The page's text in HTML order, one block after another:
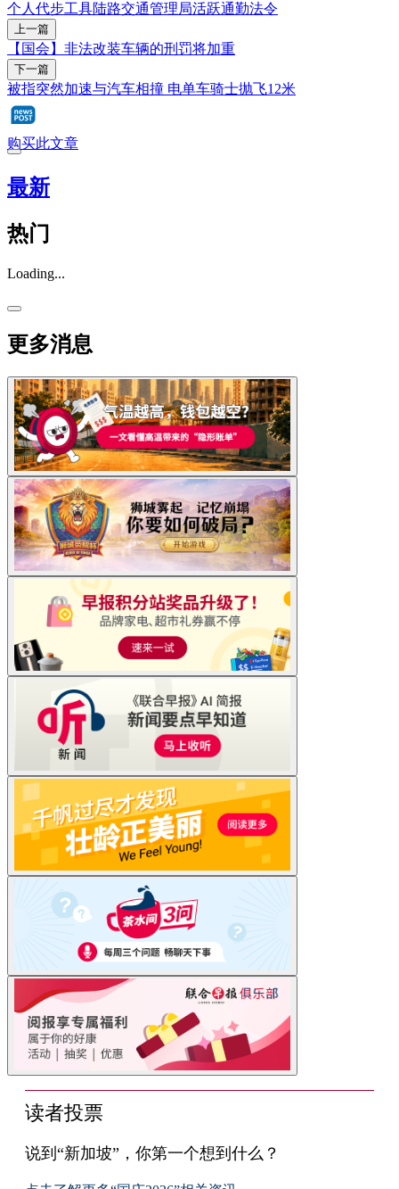
个人代步工具陆路交通管理局活跃通勤法令
上一篇
【国会】非法改装车辆的刑罚将加重
下一篇
被指突然加速与汽车相撞 电单车骑士抛飞12米
购买此文章
最新
热门
Loading...
更多消息